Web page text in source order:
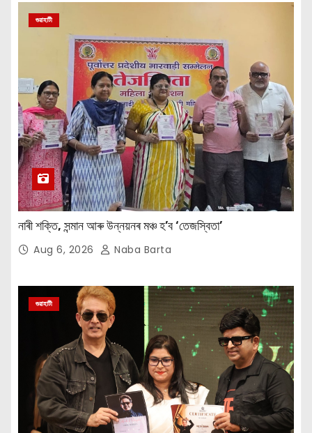
গুৱাহাটী
নাৰী শক্তি, সন্মান আৰু উন্নয়নৰ মঞ্চ হ’ব ‘তেজস্বিতা’
Aug 6, 2026 Naba Barta
গুৱাহাটী